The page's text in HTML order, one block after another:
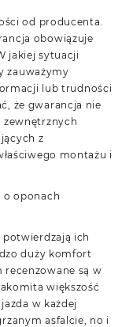
od producenta.
obowiązuje
jakiej sytuacji
zauważymy
lub trudności
że gwarancja nie
zewnętrznych
z
montażu i
o oponach
ich
duży komfort
recenzowane są w
większość
w każdej
asfalcie, no i